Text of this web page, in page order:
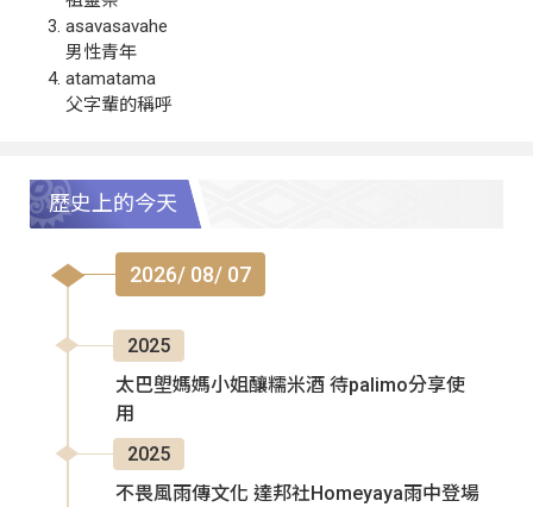
asavasavahe
男性青年
atamatama
父字輩的稱呼
歷史上的今天
2026/ 08/ 07
2025
太巴塱媽媽小姐釀糯米酒 待palimo分享使
用
2025
不畏風雨傳文化 達邦社Homeyaya雨中登場